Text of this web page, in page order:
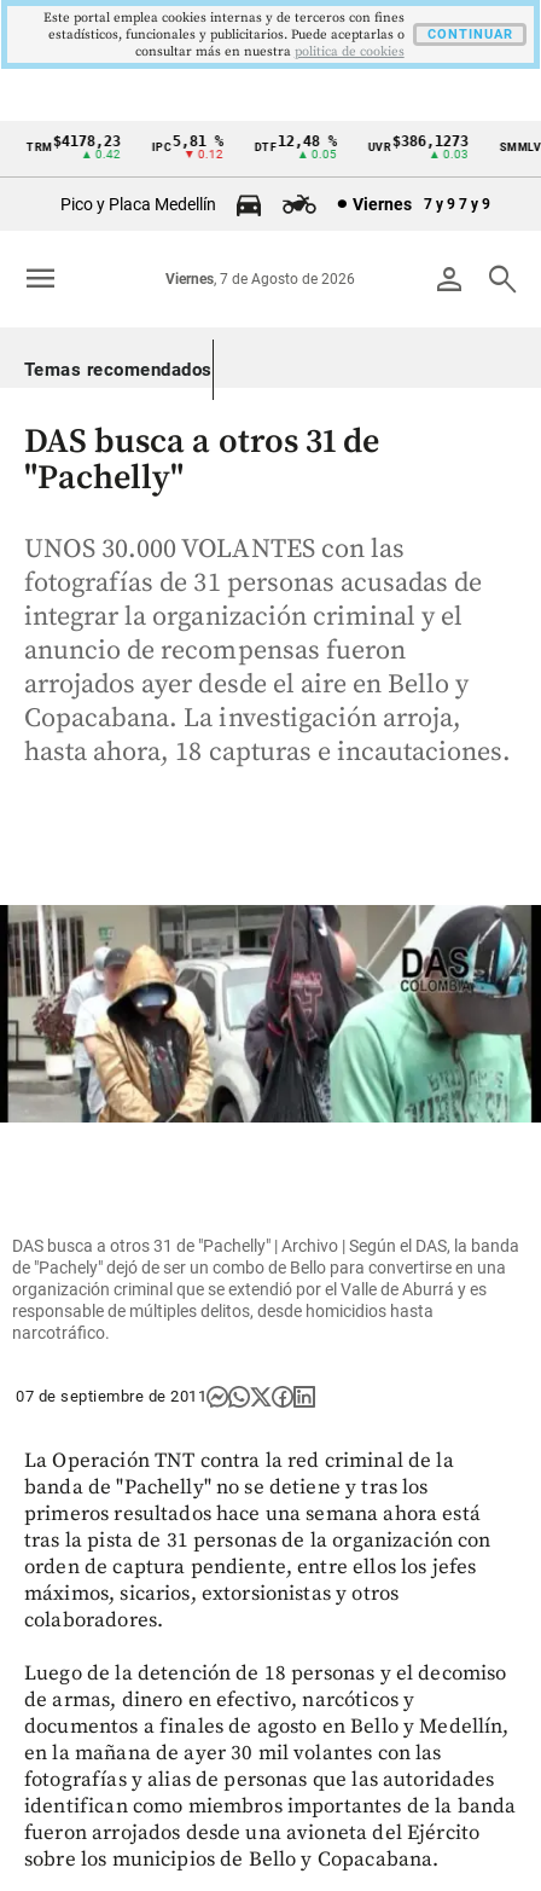
Cintillo
Colombia
TRM$4178,23
▲ 0.42
5,81 %
▼ 0.12
DTF12,48 %
▲ 0.05
UVR$386,1273
▲ 0.03
SMMLV
Pico y Placa Medellín Viernes 7 y 9 7 y 9
person search
Viernes, 7 de Agosto de 2026
menu
Temas recomendados
DAS busca a otros 31 de
"Pachelly"
UNOS 30.000 VOLANTES con las
fotografías de 31 personas acusadas de
integrar la organización criminal y el
anuncio de recompensas fueron
arrojados ayer desde el aire en Bello y
Copacabana. La investigación arroja,
hasta ahora, 18 capturas e incautaciones.
DAS busca a otros 31 de "Pachelly" | Archivo | Según el DAS, la banda
de "Pachely" dejó de ser un combo de Bello para convertirse en una
organización criminal que se extendió por el Valle de Aburrá y es
responsable de múltiples delitos, desde homicidios hasta
narcotráfico.
07 de septiembre de 2011
La Operación TNT contra la red criminal de la
banda de "Pachelly" no se detiene y tras los
primeros resultados hace una semana ahora está
tras la pista de 31 personas de la organización con
orden de captura pendiente, entre ellos los jefes
máximos, sicarios, extorsionistas y otros
colaboradores.
Luego de la detención de 18 personas y el decomiso
de armas, dinero en efectivo, narcóticos y
documentos a finales de agosto en Bello y Medellín,
en la mañana de ayer 30 mil volantes con las
fotografías y alias de personas que las autoridades
identifican como miembros importantes de la banda
fueron arrojados desde una avioneta del Ejército
sobre los municipios de Bello y Copacabana.
Este portal emplea cookies internas y de terceros con fines
estadísticos, funcionales y publicitarios. Puede aceptarlas o
consultar más en nuestra politica de cookies
CONTINUAR